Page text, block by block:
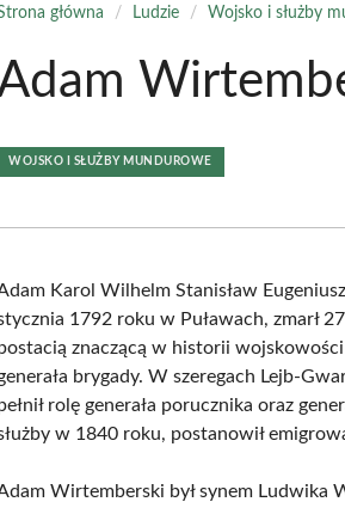
główna / Ludzie / Wojsko i służby
WOJSKO I SŁUŻBY MUNDUROWE
Karol Wilhelm Stanisław
1792 roku w Puławach, zmarł
znaczącą w historii
brygady. W szeregach Lejb-
rolę generała porucznika oraz
w 1840 roku, postanowił
Wirtemberski był synem Ludwika